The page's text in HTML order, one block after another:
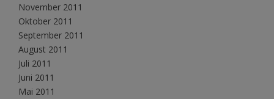
November 2011
Oktober 2011
September 2011
August 2011
Juli 2011
Juni 2011
Mai 2011